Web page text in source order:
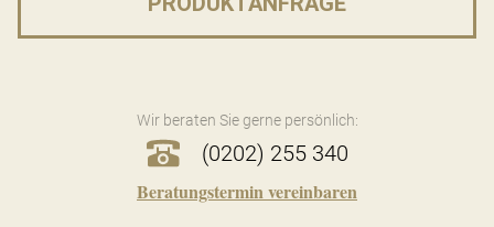
Wir beraten Sie gerne persönlich:
(0202) 255 340
Beratungstermin vereinbaren